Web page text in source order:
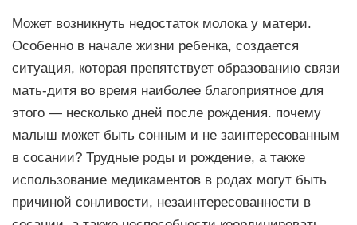
Может возникнуть недостаток молока у матери.
Особенно в начале жизни ребенка, создается
ситуация, которая препятствует образованию связи
мать-дитя во время наиболее благоприятное для
этого — несколько дней после рождения. почему
малыш может быть сонным и не заинтересованным
в сосании? Трудные роды и рождение, а также
использование медикаментов в родах могут быть
причиной сонливости, незаинтересованности в